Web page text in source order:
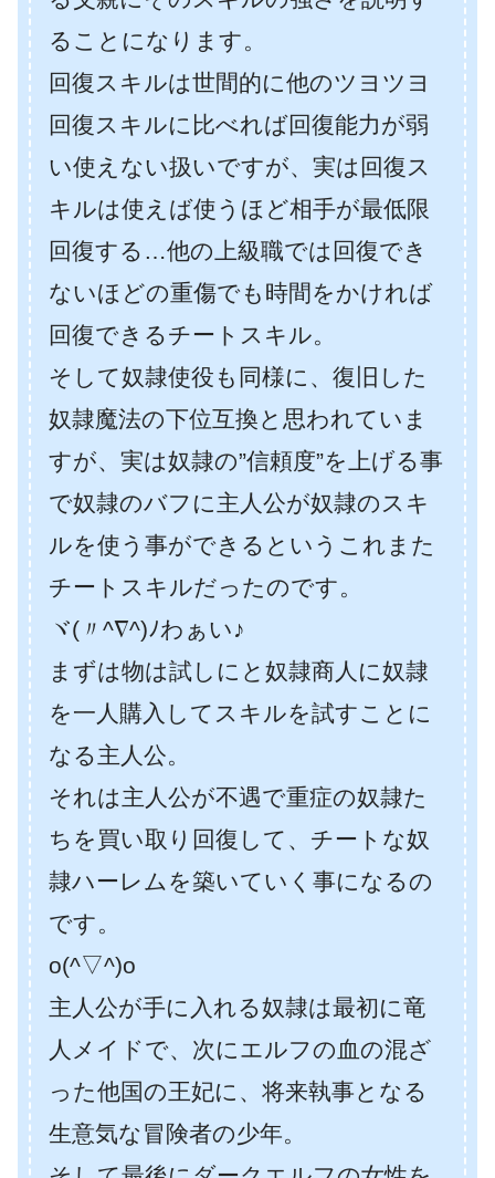
ることになります。
回復スキルは世間的に他のツヨツヨ
回復スキルに比べれば回復能力が弱
い使えない扱いですが、実は回復ス
キルは使えば使うほど相手が最低限
回復する…他の上級職では回復でき
ないほどの重傷でも時間をかければ
回復できるチートスキル。
そして奴隷使役も同様に、復旧した
奴隷魔法の下位互換と思われていま
すが、実は奴隷の”信頼度”を上げる事
で奴隷のバフに主人公が奴隷のスキ
ルを使う事ができるというこれまた
チートスキルだったのです。
ヾ(〃^∇^)ﾉわぁい♪
まずは物は試しにと奴隷商人に奴隷
を一人購入してスキルを試すことに
なる主人公。
それは主人公が不遇で重症の奴隷た
ちを買い取り回復して、チートな奴
隷ハーレムを築いていく事になるの
です。
o(^▽^)o
主人公が手に入れる奴隷は最初に竜
人メイドで、次にエルフの血の混ざ
った他国の王妃に、将来執事となる
生意気な冒険者の少年。